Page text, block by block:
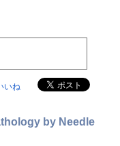
いね
by Needle